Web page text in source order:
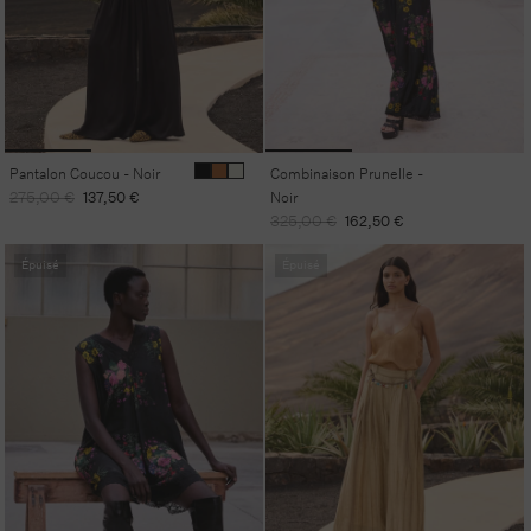
Pantalon Coucou - Noir
Prix
275,00 € Prix
137,50 €
Combinaison Prunelle -
Noir
Prix
325,00 € Prix
promotionnel
162,50 €
Épuisé